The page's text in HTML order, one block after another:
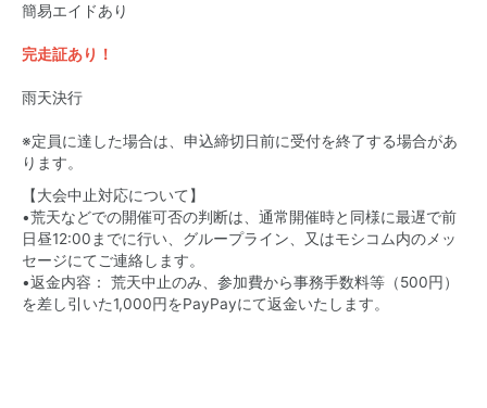
簡易エイドあり
完走証あり！
雨天決行
※定員に達した場合は、申込締切日前に受付を終了する場合があ
ります。
【大会中止対応について】
•荒天などでの開催可否の判断は、通常開催時と同様に最遅で前
日昼12:00までに行い、グループライン、又はモシコム内のメッ
セージにてご連絡します。
•返金内容： 荒天中止のみ、参加費から事務手数料等（500円）
を差し引いた1,000円をPayPayにて返金いたします。